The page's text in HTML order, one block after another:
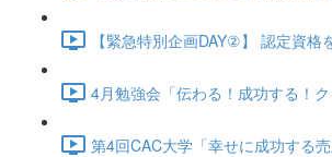
【緊急特別企画DAY②】 認定資
4月勉強会「伝わる！成功する！
第4回CAC大学「幸せに成功する